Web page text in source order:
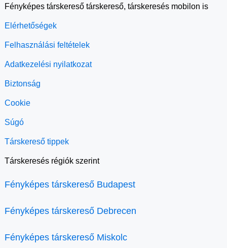
Fényképes társkereső társkereső, társkeresés mobilon is
Elérhetőségek
Felhasználási feltételek
Adatkezelési nyilatkozat
Biztonság
Cookie
Súgó
Társkereső tippek
Társkeresés régiók szerint
Fényképes társkereső Budapest
Fényképes társkereső Debrecen
Fényképes társkereső Miskolc